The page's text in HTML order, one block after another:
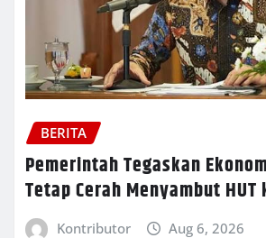
BERITA
Pemerintah Tegaskan
Tetap Cerah Menyambut HUT
Kontributor Aug 6, 2026